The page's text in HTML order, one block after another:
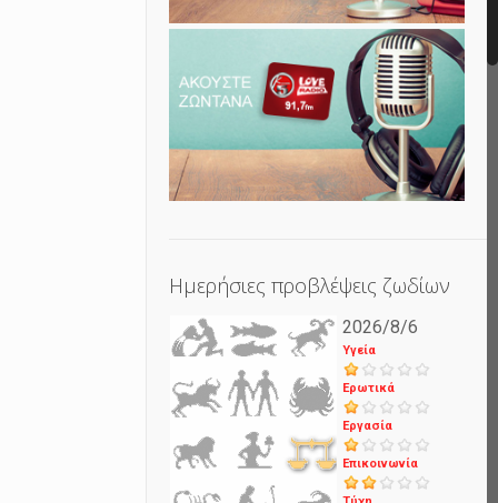
Ημερήσιες προβλέψεις ζωδίων
2026/8/6
Υγεία
Ερωτικά
Εργασία
Επικοινωνία